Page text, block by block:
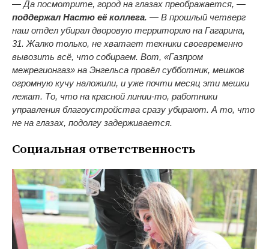
— Да посмотрите, город на глазах преображается, —
поддержал Настю её коллега. — В прошлый четверг
наш отдел убирал дворовую территорию на Гагарина,
31. Жалко только, не хватает техники своевременно
вывозить всё, что собираем. Вот, «Газпром
межрегионгаз» на Энгельса провёл субботник, мешков
огромную кучу наложили, и уже почти месяц эти мешки
лежат. То, что на красной линии-то, работники
управления благоустройства сразу убирают. А то, что
не на глазах, подолгу задерживается.
Социальная ответственность